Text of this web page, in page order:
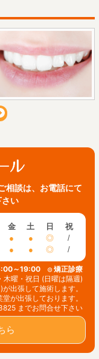
相談は、お電話にて
さい
金
●
●
土
●
●
日
◎
◎
祝
/
/
～19:00 ◎ 矯正診療
木曜・祝日 (日曜は隔週)
出張して施術します。
が出張しております。
までお問合せ下さい
ら